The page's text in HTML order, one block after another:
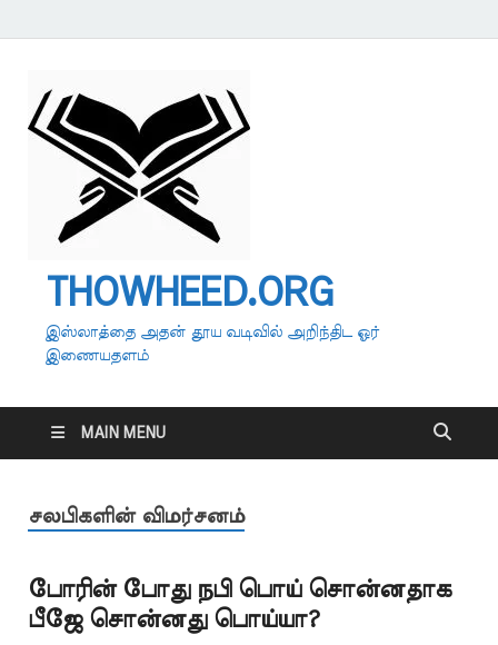
THOWHEED.ORG
இஸ்லாத்தை அதன் தூய வடிவில் அறிந்திட ஓர்
இணையதளம்
MAIN MENU
சலபிகளின் விமர்சனம்
போரின் போது நபி பொய் சொன்னதாக
பீஜே சொன்னது பொய்யா?